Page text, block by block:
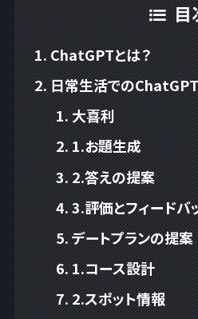
目
ChatGPTとは？
日常生活での
大喜利
1.お題生成
2.答えの提案
3.評価とフィードバ
デートプランの提案
1.コース設計
2.スポット情報